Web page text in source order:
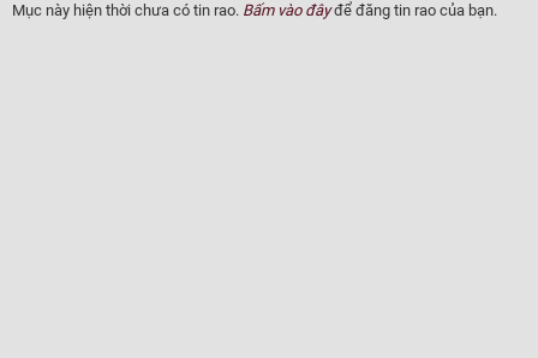
Mục này hiện thời chưa có tin rao. Bấm vào đâyđể đăng tin rao của bạn.